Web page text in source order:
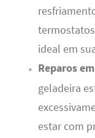
ideal em
Reparos
geladeira
estar com